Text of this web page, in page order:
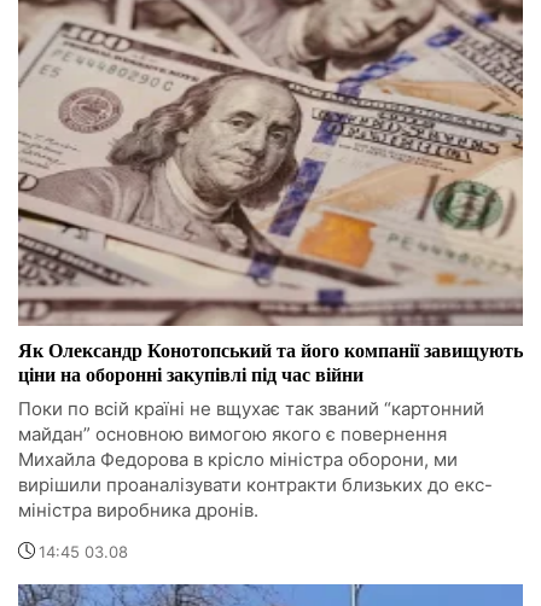
Як Олександр Конотопський та його компанії завищують
ціни на оборонні закупівлі під час війни
Поки по всій країні не вщухає так званий “картонний
майдан” основною вимогою якого є повернення
Михайла Федорова в крісло міністра оборони, ми
вирішили проаналізувати контракти близьких до екс-
міністра виробника дронів.
14:45 03.08